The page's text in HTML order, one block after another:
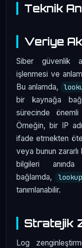
Teknik
Veriye
Siber güvenlik
işlenmesi ve
Bu anlamda,
bir kaynağa
sürecinde
Örneğin, bir IP
ifade etmekten
veya bunun zararlı
bilgileri
bağlamda,
lookup
tanımlanabilir.
Stratejik
Log